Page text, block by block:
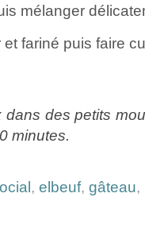
mélanger
fariné puis faire
des petits
minutes.
, elbeuf, gâteau,